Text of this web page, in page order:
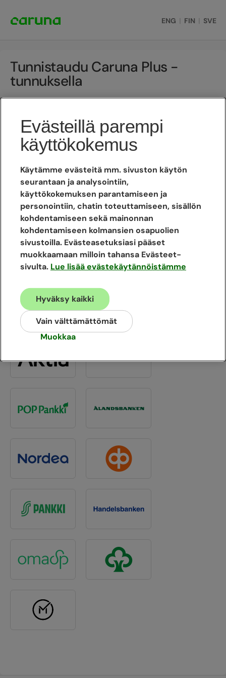
ENG FIN SVE
Tunnistaudu Caruna Plus -
tunnuksella
Salasana
Kirjaudu
Luo Caruna Plus -tunnus
TAI
Henkilön tunnistautuminen
Voit tunnistautua myös yrityksen edustajana,
jos sinulla on jo yrityksen Caruna Plus -
tunnus.
Evästeillä parempi
käyttökokemus
Käytämme evästeitä mm. sivuston käytön
seurantaan ja analysointiin,
käyttökokemuksen parantamiseen ja
personointiin, chatin toteuttamiseen, sisällön
kohdentamiseen sekä mainonnan
kohdentamiseen kolmansien osapuolien
sivustoilla. Evästeasetuksiasi pääset
muokkaamaan milloin tahansa Evästeet-
sivulta. Lue lisää evästekäytännöistämme
Vain välttämättömät
Hyväksy kaikki
Muokkaa